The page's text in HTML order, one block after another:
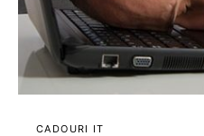
CADOURI IT